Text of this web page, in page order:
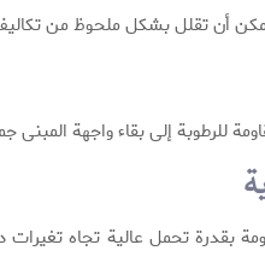
يمكن أن تقلل بشكل ملحوظ من
للرطوبة إلى بقاء واجهة
بقدرة تحمل عالية تجاه